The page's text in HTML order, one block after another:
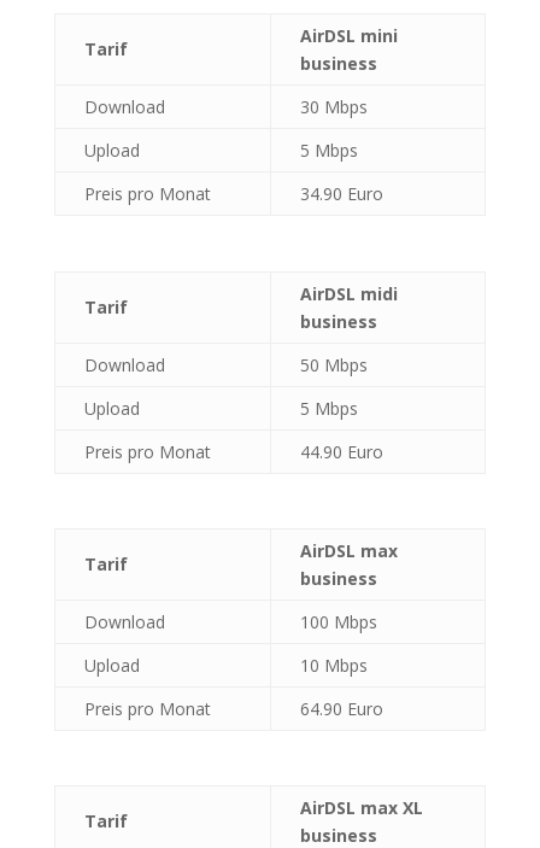
Tarif
AirDSL mini
business
Download
30 Mbps
Upload
5 Mbps
Preis pro Monat
34.90 Euro
Tarif
AirDSL midi
business
Download
50 Mbps
Upload
5 Mbps
Preis pro Monat
44.90 Euro
Tarif
AirDSL max
business
Download
100 Mbps
Upload
10 Mbps
Preis pro Monat
64.90 Euro
Tarif
AirDSL max XL
business